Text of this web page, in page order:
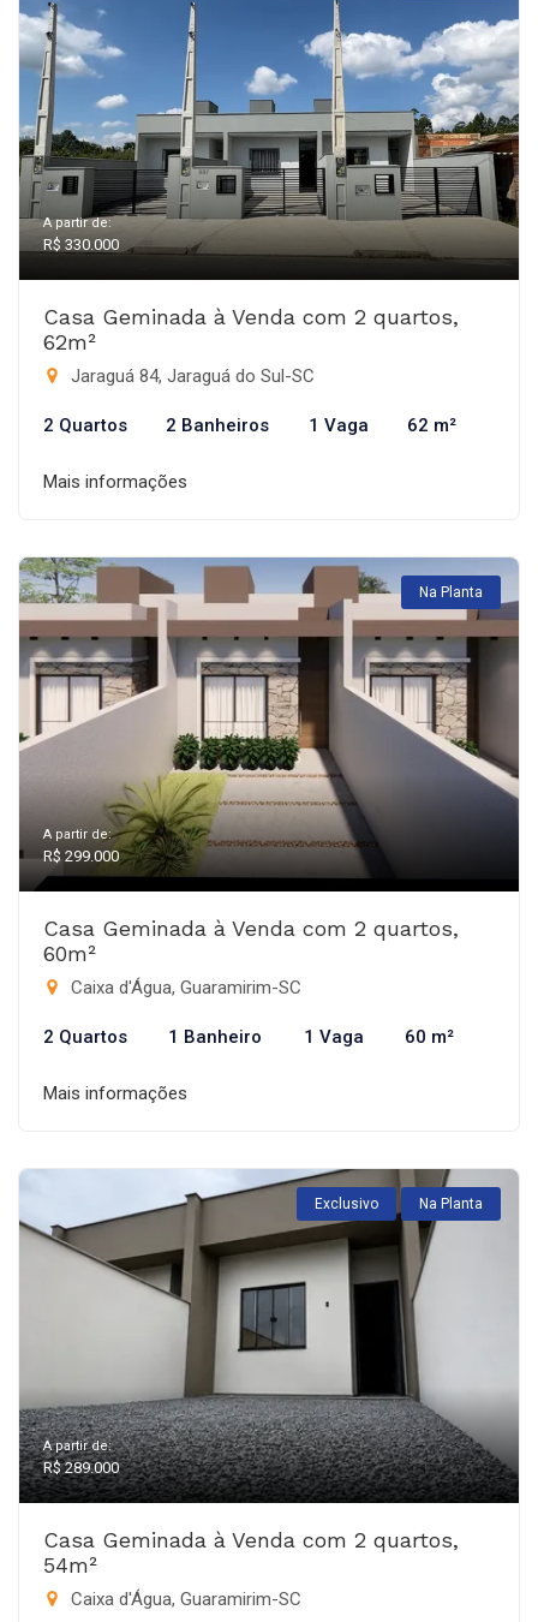
A partir de:
R$ 330.000
Casa Geminada à Venda com 2 quartos,
62m²
Jaraguá 84, Jaraguá do Sul-SC
2 Quartos 2 Banheiros 1 Vaga 62 m²
Mais informações
Na Planta
A partir de:
R$ 299.000
Casa Geminada à Venda com 2 quartos,
60m²
Caixa d'Água, Guaramirim-SC
2 Quartos 1 Banheiro 1 Vaga 60 m²
Mais informações
Exclusivo Na Planta
A partir de:
R$ 289.000
Casa Geminada à Venda com 2 quartos,
54m²
Caixa d'Água, Guaramirim-SC